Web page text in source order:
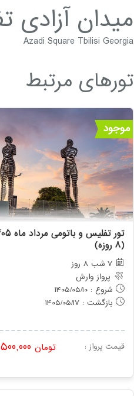
میدان
Azadi Square Tbilisi Georgia
تورهای مرتبط
موجود
تور تفلیس و
(8 روزه)
7 شب 8 روز
پرواز وارش
شروع : 1405/05/10
بازگشت : 1405/05/17
تومان قیمت پرواز :